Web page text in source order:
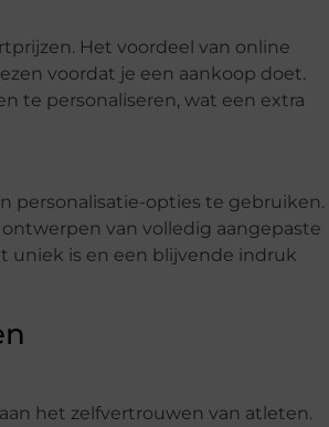
Het voordeel van online
voordat je een aankoop doet.
te personaliseren, wat een extra
personalisatie-opties te gebruiken.
van volledig aangepaste
uniek is en een blijvende indruk
het zelfvertrouwen van atleten.